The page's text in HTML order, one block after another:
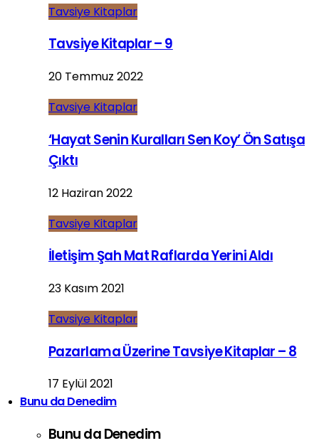
Tavsiye Kitaplar
Tavsiye Kitaplar – 9
20 Temmuz 2022
Tavsiye Kitaplar
‘Hayat Senin Kuralları Sen Koy’ Ön Satışa
Çıktı
12 Haziran 2022
Tavsiye Kitaplar
İletişim Şah Mat Raflarda Yerini Aldı
23 Kasım 2021
Tavsiye Kitaplar
Pazarlama Üzerine Tavsiye Kitaplar – 8
17 Eylül 2021
Bunu da Denedim
Bunu da Denedim